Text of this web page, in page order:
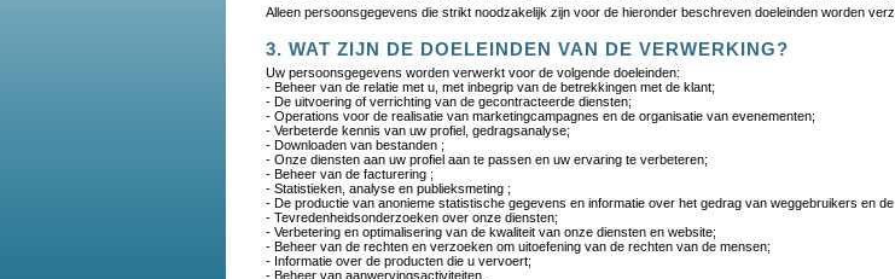
Alleen persoonsgegevens die strikt noodzakelijk zijn voor de hieronder beschreven doeleinden worden
3. WAT ZIJN DE DOELEINDEN VAN DE VERWERKING?
Uw persoonsgegevens worden verwerkt voor de volgende doeleinden:
- Beheer van de relatie met u, met inbegrip van de betrekkingen met de klant;
- De uitvoering of verrichting van de gecontracteerde diensten;
- Operations voor de realisatie van marketingcampagnes en de organisatie van evenementen;
- Verbeterde kennis van uw profiel, gedragsanalyse;
- Downloaden van bestanden ;
- Onze diensten aan uw profiel aan te passen en uw ervaring te verbeteren;
- Beheer van de facturering ;
- Statistieken, analyse en publieksmeting ;
- De productie van anonieme statistische gegevens en informatie over het gedrag van weggebruikers en
- Tevredenheidsonderzoeken over onze diensten;
- Verbetering en optimalisering van de kwaliteit van onze diensten en website;
- Beheer van de rechten en verzoeken om uitoefening van de rechten van de mensen;
- Informatie over de producten die u vervoert;
- Beheer van aanwervingsactiviteiten.